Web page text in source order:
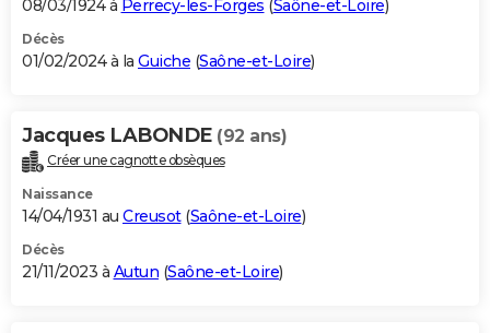
08/03/1924 à Perrecy-les-Forges (Saône-et-Loire)
Décès
01/02/2024 à la Guiche (Saône-et-Loire)
Jacques LABONDE (92 ans)
Créer une cagnotte obsèques
Naissance
14/04/1931 au Creusot(Saône-et-Loire)
Décès
21/11/2023 à Autun (Saône-et-Loire)